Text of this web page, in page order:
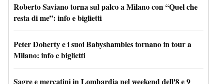
Roberto Saviano torna sul palco a Milano con “Quel che
resta di me”: info e biglietti
Peter Doherty e i suoi Babyshambles tornano in tour a
Milano: info e biglietti
Sagre e mercatini in Lombardia nel weekend dell'8 e 9